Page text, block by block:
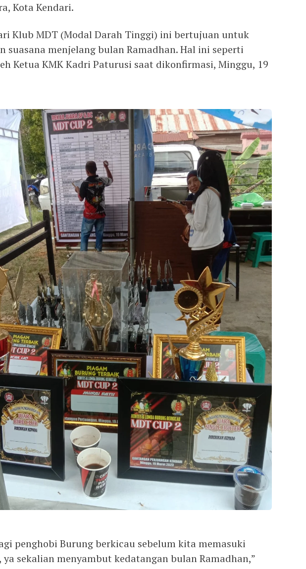
Kota Kendari.
Klub MDT (Modal Darah Tinggi) ini bertujuan untuk
suasana menjelang bulan Ramadhan. Hal ini seperti
Ketua KMK Kadri Paturusi saat dikonfirmasi, Minggu, 19
penghobi Burung berkicau sebelum kita memasuki
ya sekalian menyambut kedatangan bulan Ramadhan,”